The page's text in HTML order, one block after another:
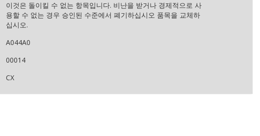
이것은 돌이킬 수 없는 항목입니다. 비난을 받거나 경제적으로 사
용할 수 없는 경우 승인된 수준에서 폐기하십시오 품목을 교체하
십시오.
A044A0
00014
CX